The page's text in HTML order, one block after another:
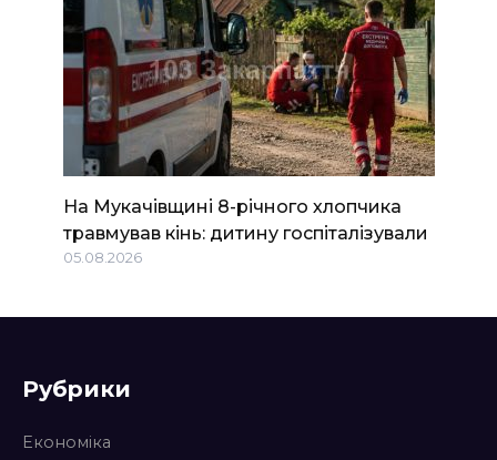
На Мукачівщині 8-річного хлопчика
травмував кінь: дитину госпіталізували
05.08.2026
Рубрики
Економіка